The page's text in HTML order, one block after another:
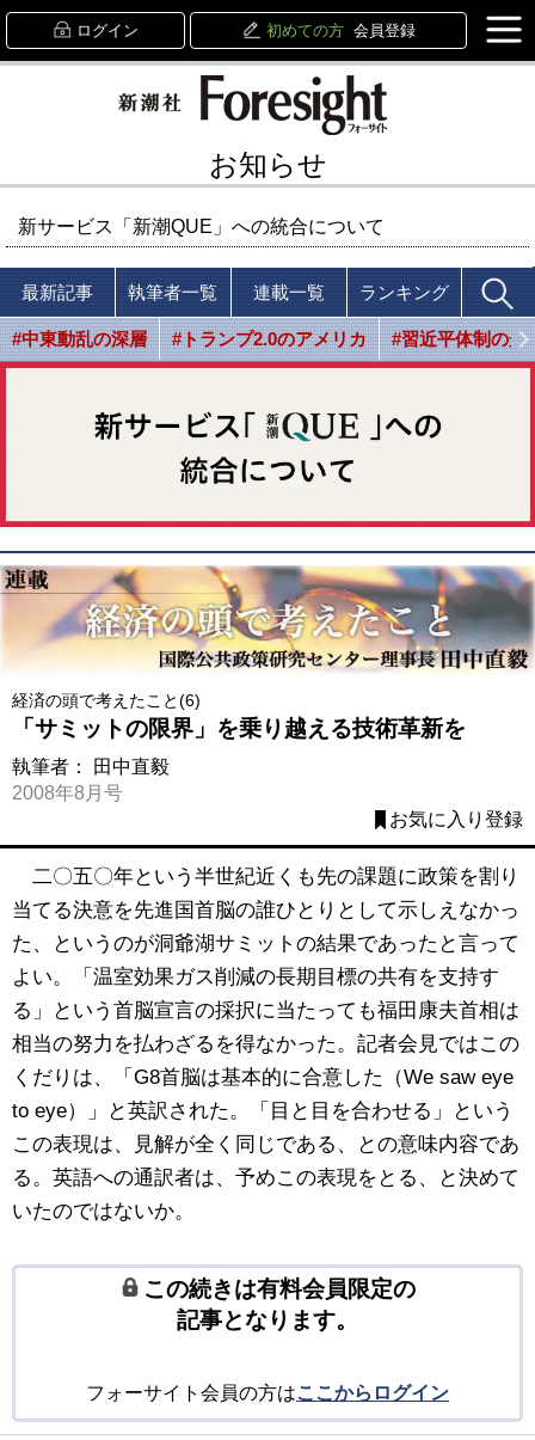
ログイン 初めての方 会員登録
お知らせ
新サービス「新潮QUE」への統合について
最新記事 執筆者一覧 連載一覧 ランキング
#中東動乱の深層 #トランプ2.0のアメリカ #習近平体制の光
経済の頭で考えたこと(6)
「サミットの限界」を乗り越える技術革新を
執筆者：
田中直毅
2008年8月号
お気に入り登録
二〇五〇年という半世紀近くも先の課題に政策を割り
当てる決意を先進国首脳の誰ひとりとして示しえなかっ
た、というのが洞爺湖サミットの結果であったと言って
よい。「温室効果ガス削減の長期目標の共有を支持す
る」という首脳宣言の採択に当たっても福田康夫首相は
相当の努力を払わざるを得なかった。記者会見ではこの
くだりは、「G8首脳は基本的に合意した（We saw eye
to eye）」と英訳された。「目と目を合わせる」という
この表現は、見解が全く同じである、との意味内容であ
る。英語への通訳者は、予めこの表現をとる、と決めて
いたのではないか。
この続きは有料会員限定の
記事となります。
フォーサイト会員の方はここからログイン